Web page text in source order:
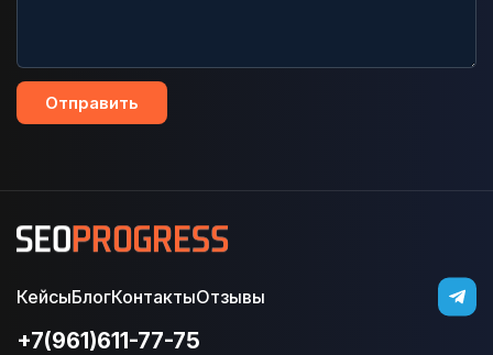
Отправить
КейсыБлогКонтактыОтзывы
+7(961)611-77-75